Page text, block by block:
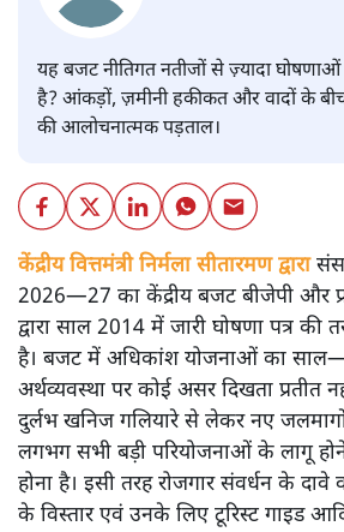
यह बजट नीतिगत नतीजों से ज़्यादा घोषणाओं
है? आंकड़ों, ज़मीनी हकीकत और वादों के बीच
की आलोचनात्मक पड़ताल।
केंद्रीय वित्तमंत्री निर्मला सीतारमण द्वारा
2026—27 का केंद्रीय बजट बीजेपी और
द्वारा साल 2014 में जारी घोषणा पत्र की
है। बजट में अधिकांश योजनाओं का
अर्थव्यवस्था पर कोई असर दिखता प्रतीत
दुर्लभ खनिज गलियारे से लेकर नए
लगभग सभी बड़ी परियोजनाओं के लागू
होना है। इसी तरह रोजगार संवर्धन के दावे
के विस्तार एवं उनके लिए टूरिस्ट गाइड